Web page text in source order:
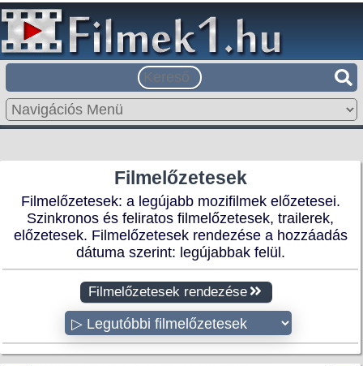
Filmelőzetesek
Filmelőzetesek: a legújabb mozifilmek előzetesei.
Szinkronos és feliratos filmelőzetesek, trailerek,
előzetesek. Filmelőzetesek rendezése a hozzáadás
dátuma szerint: legújabbak felül.
Filmelőzetesek rendezése